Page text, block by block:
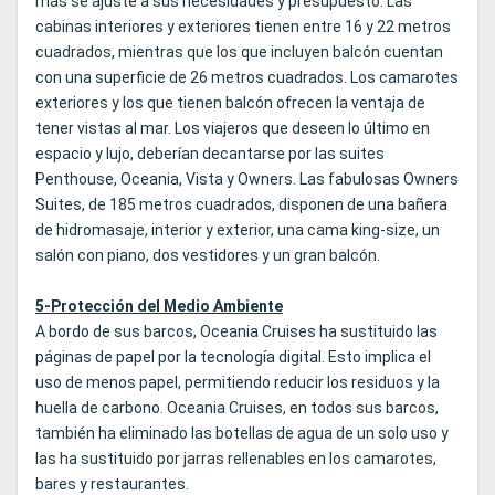
cabinas interiores y exteriores tienen entre 16 y 22 metros
cuadrados, mientras que los que incluyen balcón cuentan
con una superficie de 26 metros cuadrados. Los camarotes
exteriores y los que tienen balcón ofrecen la ventaja de
tener vistas al mar. Los viajeros que deseen lo último en
espacio y lujo, deberían decantarse por las suites
Penthouse, Oceania, Vista y Owners. Las fabulosas Owners
Suites, de 185 metros cuadrados, disponen de una bañera
de hidromasaje, interior y exterior, una cama king-size, un
salón con piano, dos vestidores y un gran balcón.
5-Protección del Medio Ambiente
A bordo de sus barcos, Oceania Cruises ha sustituido las
páginas de papel por la tecnología digital. Esto implica el
uso de menos papel, permitiendo reducir los residuos y la
huella de carbono. Oceania Cruises, en todos sus barcos,
también ha eliminado las botellas de agua de un solo uso y
las ha sustituido por jarras rellenables en los camarotes,
bares y restaurantes.